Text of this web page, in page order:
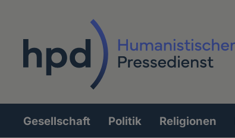
Hauptnavigation
Gesellschaft Politik Religionen